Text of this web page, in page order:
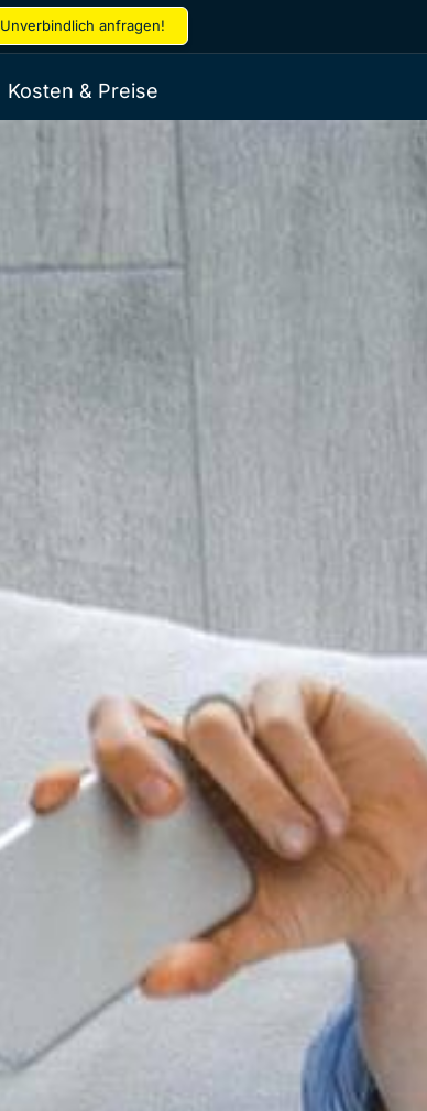
Unverbindlich anfragen!
Kosten & Preise